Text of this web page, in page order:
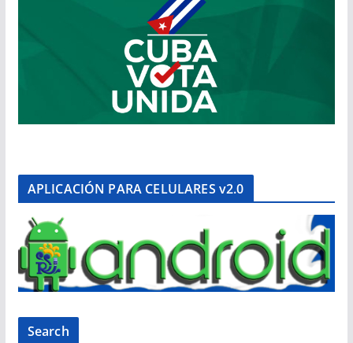
APLICACIÓN PARA CELULARES v2.0
Search